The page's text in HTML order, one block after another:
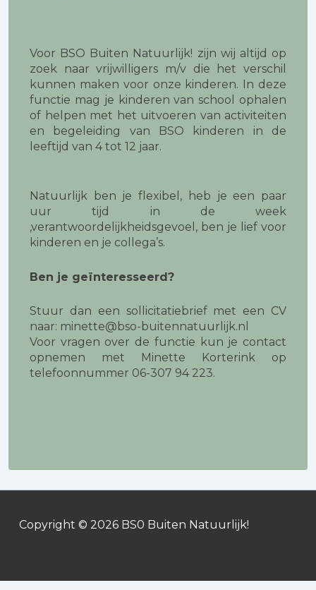
Voor BSO Buiten Natuurlijk! zijn wij altijd op
zoek naar vrijwilligers m/v die het verschil
kunnen maken voor onze kinderen. In deze
functie mag je kinderen van school ophalen
of helpen met het uitvoeren van activiteiten
en begeleiding van BSO kinderen in de
leeftijd van 4 tot 12 jaar.
Natuurlijk ben je flexibel, heb je een paar
uur tijd in de week
,verantwoordelijkheidsgevoel, ben je lief voor
kinderen en je collega’s.
Ben je geïnteresseerd?
Stuur dan een sollicitatiebrief met een CV
naar: minette@bso-buitennatuurlijk.nl
Voor vragen over de functie kun je contact
opnemen met Minette Korterink op
telefoonnummer 06-307 94 223.
Copyright © 2026 BS0 Buiten Natuurlijk!